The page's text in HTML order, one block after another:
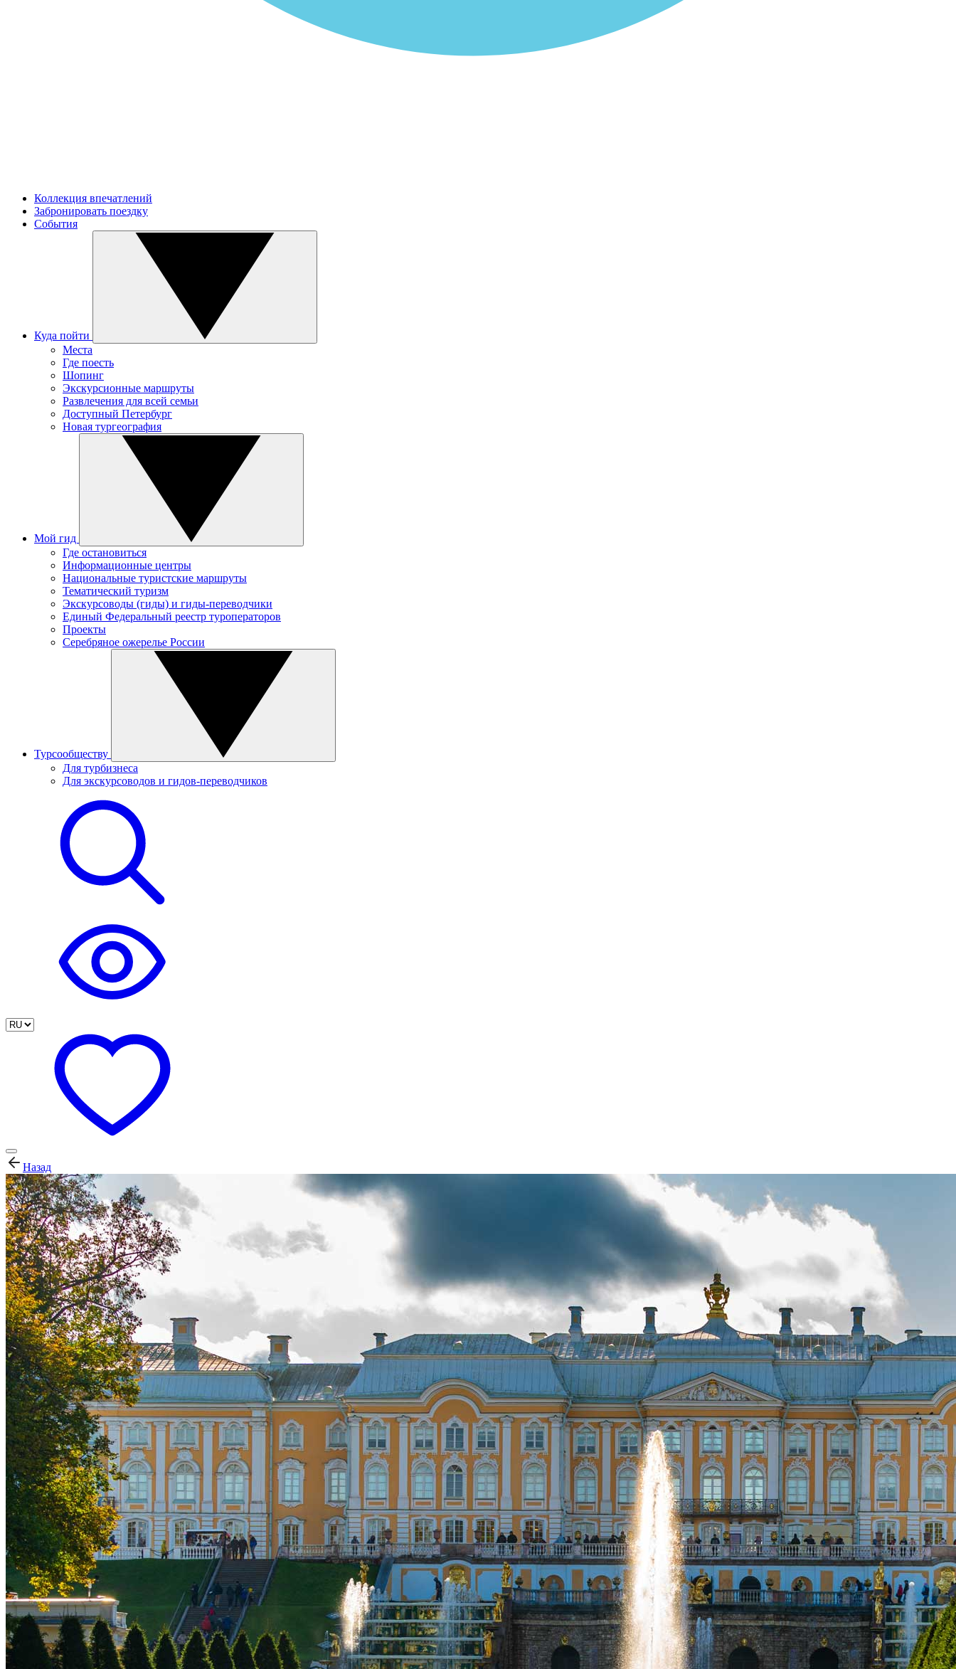
Коллекция впечатлений
Забронировать поездку
События
Куда пойти
Места
Где поесть
Шопинг
Экскурсионные маршруты
Развлечения для всей семьи
Доступный Петербург
Новая тургеография
Мой гид
Где остановиться
Информационные центры
Национальные туристские маршруты
Тематический туризм
Экскурсоводы (гиды) и гиды-переводчики
Единый Федеральный реестр туроператоров
Проекты
Серебряное ожерелье России
Турсообществу
Для турбизнеса
Для экскурсоводов и гидов-переводчиков
Назад